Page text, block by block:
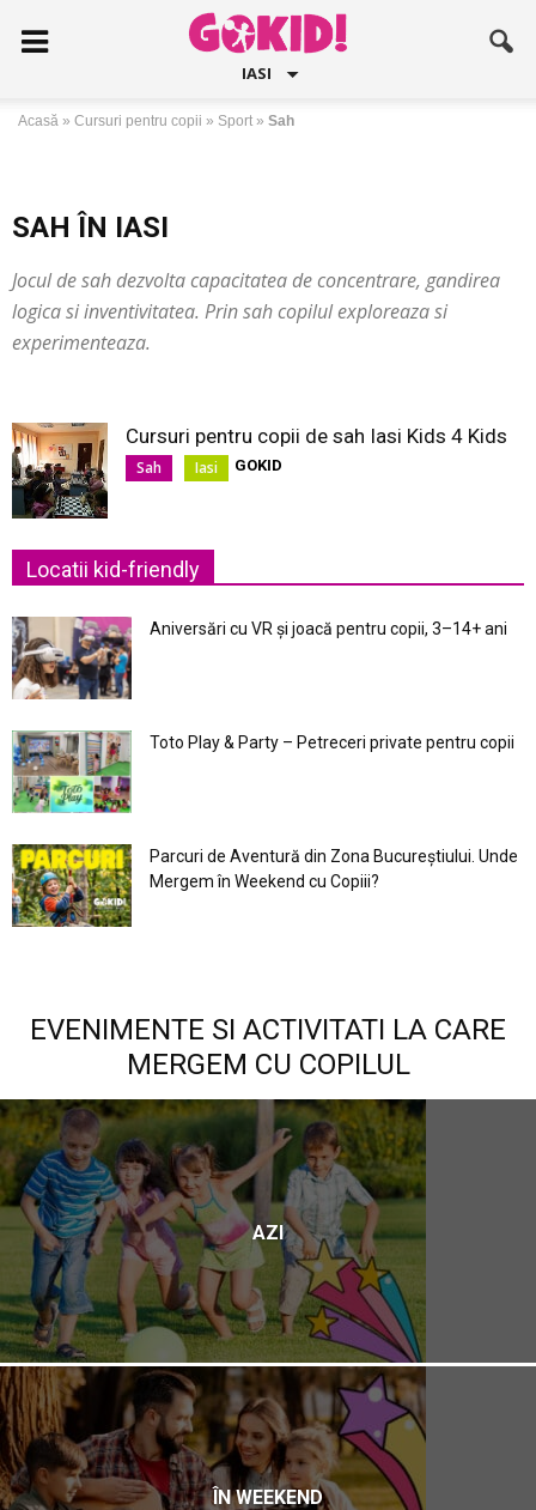
IASI
Acasă » Cursuri pentru copii » Sport » Sah
SAH ÎN IASI
Jocul de sah dezvolta capacitatea de concentrare, gandirea
logica si inventivitatea. Prin sah copilul exploreaza si
experimenteaza.
Cursuri pentru copii de sah Iasi Kids 4 Kids
Sah Iasi GOKID
Locatii kid-friendly
Aniversări cu VR și joacă pentru copii, 3–14+ ani
Toto Play & Party – Petreceri private pentru copii
Parcuri de Aventură din Zona Bucureştiului. Unde
Mergem în Weekend cu Copiii?
EVENIMENTE SI ACTIVITATI LA CARE
MERGEM CU COPILUL
AZI
ÎN WEEKEND